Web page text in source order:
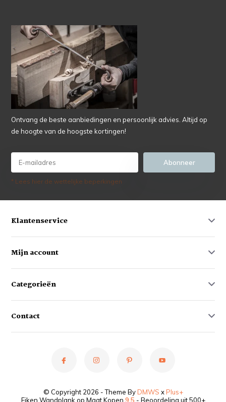
Ontvang de beste aanbiedingen en persoonlijk advies. Altijd op
de hoogte van de hoogste kortingen!
Abonneer
* Lees hier de wettelijke beperkingen
Klantenservice
Mijn account
Categorieën
Contact
© Copyright 2026 - Theme ByDMWS xPlus+
Eiken Wandplank op Maat Kopen 9,5 - Beoordeling uit 500+